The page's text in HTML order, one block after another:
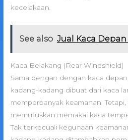
kecelakaan.
See also Jual Kaca
Kaca Belakang (Rear Windshield)
Sama dengan dengan kaca depan,
kadang-kadang dibuat dari kaca
memperbanyak keamanan.
memutuskan memakai kaca
Tak terkecuali kegunaan